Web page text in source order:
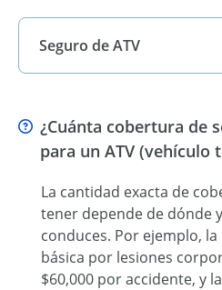
¿Cuánta cobertura de
para un ATV (vehículo
La cantidad exacta de
tener depende de dónde
conduces. Por ejemplo,
básica por lesiones
$60,000 por accidente, y